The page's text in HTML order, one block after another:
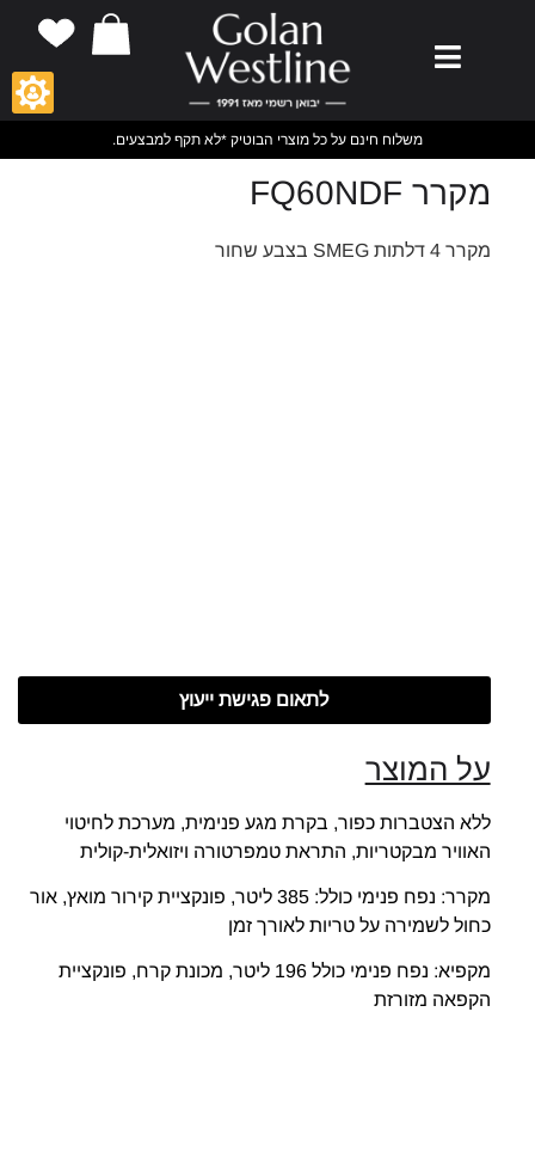
משלוח חינם על כל מוצרי הבוטיק *לא תקף למבצעים.
מקרר FQ60NDF
מקרר 4 דלתות SMEG בצבע שחור
לתאום פגישת ייעוץ
על המוצר
ללא הצטברות כפור, בקרת מגע פנימית, מערכת לחיטוי
האוויר מבקטריות, התראת טמפרטורה ויזואלית-קולית
מקרר: נפח פנימי כולל: 385 ליטר, פונקציית קירור מואץ, אור
כחול לשמירה על טריות לאורך זמן
מקפיא: נפח פנימי כולל 196 ליטר, מכונת קרח, פונקציית
הקפאה מזורזת